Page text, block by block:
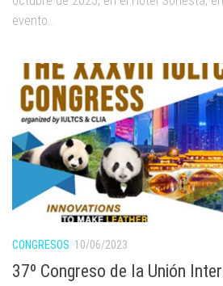
evento...
CONGRESOS 10/06/2023
37º Congreso de la Unión